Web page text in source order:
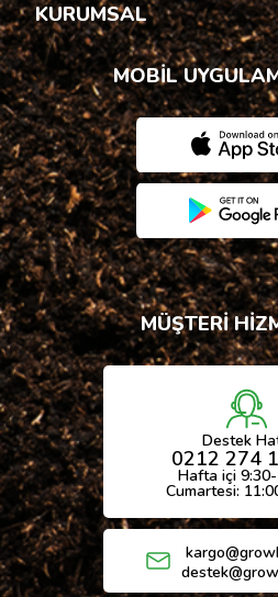
KURUMSAL
MOBİL
MÜŞTERİ
Destek
0212 274
Hafta içi
Cumartesi: